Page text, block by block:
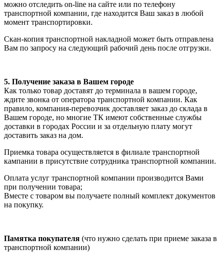
можно отследить on-line на сайте или по телефону
транспортной компании, где находится Ваш заказ в любой
момент транспортировки.
Скан-копия транспортной накладной может быть отправлена
Вам по запросу на следующий рабочий день после отгрузки.
5. Получение заказа в Вашем городе
Как только товар доставят до терминала в вашем городе,
ждите звонка от оператора транспортной компании. Как
правило, компания-перевозчик доставляет заказ до склада в
Вашем городе, но многие ТК имеют собственные службы
доставки в городах России и за отдельную плату могут
доставить заказ на дом.
Приемка товара осуществляется в филиале транспортной
кампании в присутствие сотрудника транспортной компании.
Оплата услуг транспортной компании производится Вами
при получении товара;
Вместе с товаром вы получаете полный комплект документов
на покупку.
Памятка покупателя (что нужно сделать при приеме заказа в
транспортной компании)